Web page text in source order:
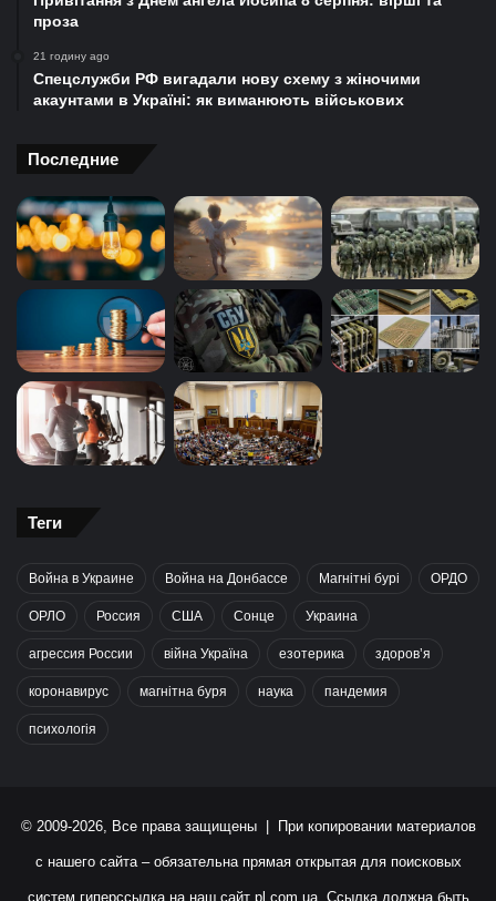
проза
21 годину ago
Спецслужби РФ вигадали нову схему з жіночими
акаунтами в Україні: як виманюють військових
Последние
Теги
Война в Украине Война на Донбассе Магнітні бурі ОРДО
ОРЛО Россия США Сонце Украина
агрессия России війна Україна езотерика здоров’я
коронавирус магнітна буря наука пандемия
психологія
© 2009-2026, Все права защищены | При копировании материалов
с нашего сайта – обязательна прямая открытая для поисковых
систем гиперссылка на наш сайт pl.com.ua. Ссылка должна быть